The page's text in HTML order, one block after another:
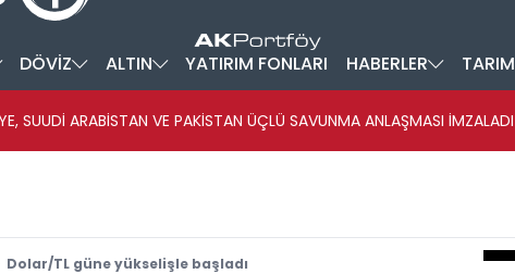
DÖVİZ ALTIN YATIRIM FONLARI HABERLER TARIM
SUUDİ ARABİSTAN VE PAKİSTAN ÜÇLÜ SAVUNMA ANLAŞMASI İMZALADI
Dolar/TL güne yükselişle başladı